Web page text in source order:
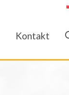
Kontakt